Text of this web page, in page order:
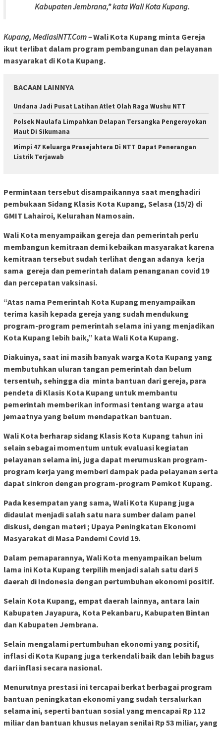
Kabupaten Jembrana,” kata Wali Kota Kupang.
Kupang, MediasiNTT.Com –Wali Kota Kupang minta Gereja
ikut terlibat dalam program pembangunan dan pelayanan
masyarakat di Kota Kupang.
BACAAN LAINNYA
Undana Jadi Pusat Latihan Atlet Olah Raga Wushu NTT
Polsek Maulafa Limpahkan Delapan Tersangka Pengeroyokan
Maut Di Sikumana
Mimpi 47 Keluarga Prasejahtera Di NTT Dapat Penerangan
Listrik Terjawab
Permintaan tersebut disampaikannya saat menghadiri
pembukaan Sidang Klasis Kota Kupang, Selasa (15/2) di
GMIT Lahairoi, Kelurahan Namosain.
Wali Kota menyampaikan gereja dan pemerintah perlu
membangun kemitraan demi kebaikan masyarakat karena
kemitraan tersebut sudah terlihat dengan adanya kerja
sama gereja dan pemerintah dalam penanganan covid 19
dan percepatan vaksinasi.
“Atas nama Pemerintah Kota Kupang menyampaikan
terima kasih kepada gereja yang sudah mendukung
program-program pemerintah selama ini yang menjadikan
Kota Kupang lebih baik,” kata Wali Kota Kupang.
Diakuinya, saat ini masih banyak warga Kota Kupang yang
membutuhkan uluran tangan pemerintah dan belum
tersentuh, sehingga dia minta bantuan dari gereja, para
pendeta di Klasis Kota Kupang untuk membantu
pemerintah memberikan informasi tentang warga atau
jemaatnya yang belum mendapatkan bantuan.
Wali Kota berharap sidang Klasis Kota Kupang tahun ini
selain sebagai momentum untuk evaluasi kegiatan
pelayanan selama ini, juga dapat merumuskan program-
program kerja yang memberi dampak pada pelayanan serta
dapat sinkron dengan program-program Pemkot Kupang.
Pada kesempatan yang sama, Wali Kota Kupang juga
didaulat menjadi salah satu nara sumber dalam panel
diskusi, dengan materi ; Upaya Peningkatan Ekonomi
Masyarakat di Masa Pandemi Covid 19.
Dalam pemaparannya, Wali Kota menyampaikan belum
lama ini Kota Kupang terpilih menjadi salah satu dari 5
daerah di Indonesia dengan pertumbuhan ekonomi positif.
Selain Kota Kupang, empat daerah lainnya, antara lain
Kabupaten Jayapura, Kota Pekanbaru, Kabupaten Bintan
dan Kabupaten Jembrana.
Selain mengalami pertumbuhan ekonomi yang positif,
inflasi di Kota Kupang juga terkendali baik dan lebih bagus
dari inflasi secara nasional.
Menurutnya prestasi ini tercapai berkat berbagai program
bantuan peningkatan ekonomi yang sudah tersalurkan
selama ini, seperti bantuan sosial yang mencapai Rp 112
miliar dan bantuan khusus nelayan senilai Rp 53 miliar, yang